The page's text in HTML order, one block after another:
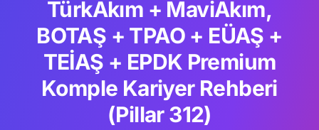
TürkAkım + MaviAkım,
BOTAŞ + TPAO + EÜAŞ +
TEİAŞ + EPDK Premium
Komple Kariyer Rehberi
(Pillar 312)